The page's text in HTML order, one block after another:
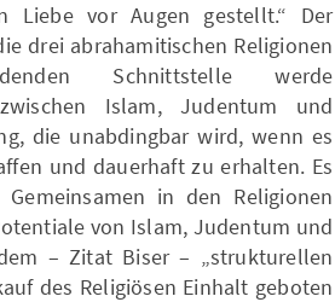
Liebe vor Augen gestellt.“ Der
drei abrahamitischen Religionen
Schnittstelle werde
zwischen Islam, Judentum und
die unabdingbar wird, wenn es
und dauerhaft zu erhalten. Es
in den Religionen
von Islam, Judentum und
– Zitat Biser – „strukturellen
des Religiösen Einhalt geboten